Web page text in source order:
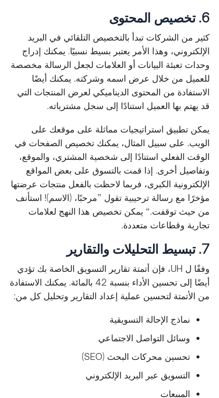
6. تخصيص المحتوى
كثير من الشركات تبدأ بالتخصيص التلقائي في البريد
الإلكتروني، وهذا الأمر يعتبر بسيط نسبيًا. يمكنك إدراج
وحدات تعبئة البيانات أو العلامات لجعل الرسالة مخصصة
للعميل من خلال عرض اسمه وشركته. يمكنك أيضًا
الاستفادة من المحتوى الديناميكي لعرض المنتجات التي
قد يهتم بها العميل استنادًا إلى سجل مشترياته.
يمكن تطبيق استراتيجيات مماثلة على موقعك على
الويب. على سبيل المثال، يمكنك تخصيص الصفحات في
الوقت الفعلي استنادًا إلى شخصية المشتري، والموقع،
وتفاصيل أخرى. إذا قمت بالتسوق على بعض المواقع
الإلكترونية الكبرى، فربما لاحظت بالفعل منتجات عرضتها
مؤخرًا مع رسالة ترحيبية تقول ”مرحبًا، (الاسم)! استأنف
من حيث توقفت.“ يمكن تخصيص هذا النهج لعلامات
تجارية وقطاعات متعددة.
7. تبسيط التحليلات والتقارير
وفقًا ل UH، فإن أتمتة تقارير التسويق الخاصة بك تؤدي
أيضًا إلى تحسين الأداء بنسبة 42 بالمائة. يمكنك الاستفادة
من الأتمتة لتحسين عملية إعداد التقارير وتحليل كل من:
نماذج الإحالة التسويقية
وسائل التواصل الاجتماعي
تحسين محركات البحث (SEO)
التسويق عبر البريد الإلكتروني
المبيعات